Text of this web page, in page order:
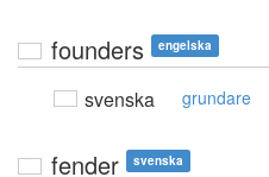
founders engelska
svenska grundare
fender svenska